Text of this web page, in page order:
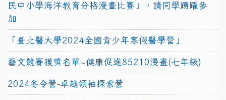
民中小學海洋教育分格漫畫比賽」，請同學踴躍參
加
「臺北醫大學2024全國青少年寒假醫學營」
藝文競賽獲獎名單~健康促進85210漫畫(七年級)
2024冬令營-卓越領袖探索營